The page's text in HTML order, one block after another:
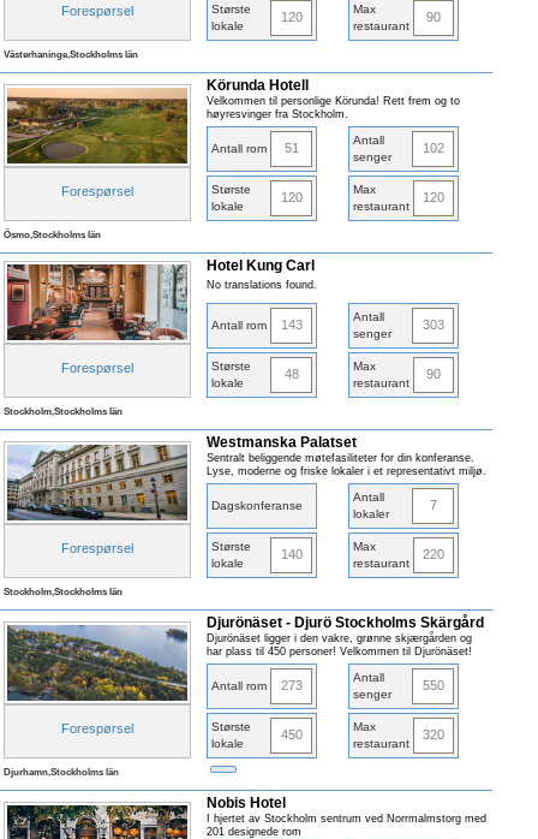
Forespørsel
Største
lokale
120
Max
restaurant
90
Västerhaninge,Stockholms län
Forespørsel
Körunda Hotell
Velkommen til personlige Körunda! Rett frem og to
høyresvinger fra Stockholm.
Antall rom 51
Antall
senger
102
Største
lokale
120
Max
restaurant
120
Ösmo,Stockholms län
Forespørsel
Hotel Kung Carl
No translations found.
Antall rom 143
Antall
senger
303
Største
lokale
48
Max
restaurant
90
Stockholm,Stockholms län
Forespørsel
Westmanska Palatset
Sentralt beliggende møtefasiliteter for din konferanse.
Lyse, moderne og friske lokaler i et representativt miljø.
Dagskonferanse
Antall
lokaler
7
Største
lokale
140
Max
restaurant
220
Stockholm,Stockholms län
Forespørsel
Djurönäset - Djurö Stockholms Skärgård
Djurönäset ligger i den vakre, grønne skjærgården og
har plass til 450 personer! Velkommen til Djurönäset!
Antall rom 273
Antall
senger
550
Største
lokale
450
Max
restaurant
320
Djurhamn,Stockholms län
Nobis Hotel
I hjertet av Stockholm sentrum ved Norrmalmstorg med
201 designede rom